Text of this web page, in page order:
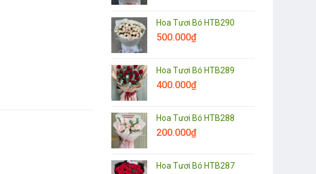
Hoa Tươi Bó HTB290
500.000₫
Hoa Tươi Bó HTB289
400.000₫
Hoa Tươi Bó HTB288
200.000₫
Hoa Tươi Bó HTB287